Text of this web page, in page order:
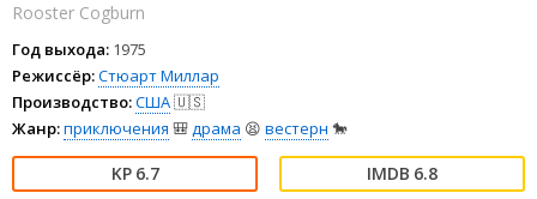
Rooster Cogburn
Год выхода: 1975
Режиссёр:Стюарт Миллар
Производство:США🇺🇸
Жанр:приключения 🎒драма 😫 вестерн 🐎
6.7 6.8